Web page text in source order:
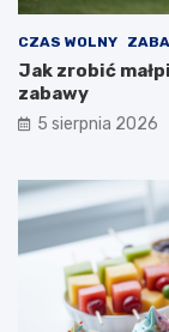
CZAS WOLNY
Jak zrobić
zabawy
5 sierpnia 2026